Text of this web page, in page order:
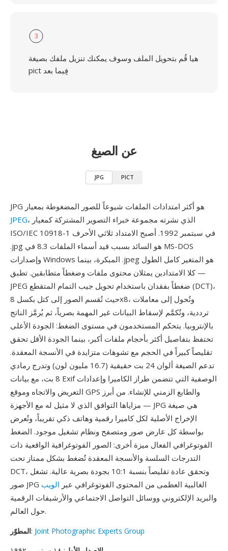
3
هيا قُم بتحويل الملف وسوف يمكنك تنزيل ملفك بصيغة
pict فِيما بعد
عن الصيغ
JPG PICT
JPG هو أكثر امتدادات الملفات شيوعاً للصور المضغوطة بمعيار
JPEG، الذي نشرته مجموعة خبراء التصوير المشتركة كمعيار
ISO/IEC 10918-1 في سبتمبر 1992. أصبح الامتداد ثلاثي الأحرف
.jpg هو السائد بسبب قيد أسماء الملفات 8.3 في MS-DOS
وإصدارات Windows المبكرة، بينما .jpeg هو المتغير كامل الطول
— كلا الامتدادين يمثلان محتوى ملفات وضغطاً متطابقين. تطبق
JPEG ضغطاً بفقدان باستخدام تحويل جيب التمام المتقطع (DCT)،
حيث تُقسم الصور إلى كتل بكسل 8x8، وتُحول إلى معاملات
ترددية، وتُكمَّم لإسقاط البيانات غير المهمة بصرياً، ثم يُرمَّز الناتج
بالإنتروبيا. يتحكم المستخدمون في مستوى الضغط: الجودة الأعلى
تحتفظ بتفاصيل أكثر بأحجام ملفات أكبر، بينما الجودة الأقل تحقق
تقليصاً كبيراً في الحجم مع تشوهات متزايدة في الأنسجة المعقدة.
تدعم الصيغة ألوان 24 بت حقيقية (16.7 مليون لون) وتدرج رمادي
8 بت، مع بيانات Exif الوصفية التي تتضمن طراز الكاميرا وإعدادات
التعريض والاتجاه وموقع GPS والطابع الزمني للإنشاء. من أبرز
مزاياها التوافق الذي لا مثيل له مع الأجهزة — JPG هي صيغة
الإخراج الأصلية لكل كاميرا رقمية وهاتف ذكي تقريباً، وتُعرض
بواسطة كل عارض صور ومتصفح ونظام تشغيل موجود. الضغط
الفوتوغرافي الفعال ميزة أخرى: الصور الفوتوغرافية الواقعية ذات
التدرجات السلسة والأنسجة المعقدة تُضغط بشكل ممتاز تحت
DCT، وتحقق عادة تقليصاً بنسبة 10:1 بجودة بصرية عالية. تشغل
صور JPG الغالبية العظمى من المحتوى الفوتوغرافي عبر الويب
والبريد الإلكتروني ووسائل التواصل الاجتماعي والأرشيفات الرقمية
حول العالم.
المطوّر: Joint Photographic Experts Group